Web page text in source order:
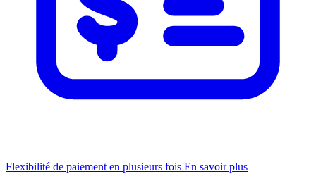
Flexibilité de paiement en plusieurs fois En savoir plus